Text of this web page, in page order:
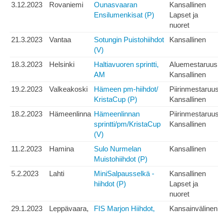
3.12.2023
Rovaniemi
Ounasvaaran
Ensilumenkisat (P)
Kansallinen
Lapset ja
nuoret
21.3.2023
Vantaa
Sotungin Puistohiihdot
(V)
Kansallinen
18.3.2023 Helsinki
Haltiavuoren sprintti,
AM
Aluemestaruus
Kansallinen
19.2.2023
Valkeakoski
Hämeen pm-hiihdot/
KristaCup (P)
Kansallinen
18.2.2023
Hämeenlinna Hämeenlinnan
sprintti/pm/KristaCup
(V)
Kansallinen
11.2.2023 Hamina
Sulo Nurmelan
Muistohiihdot (P)
Kansallinen
5.2.2023 Lahti
MiniSalpausselkä -
hiihdot (P)
Kansallinen
Lapset ja
nuoret
29.1.2023
Leppävaara,
FIS Marjon Hiihdot,
Kansainvälinen